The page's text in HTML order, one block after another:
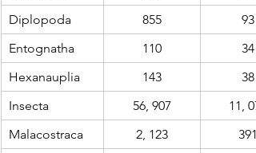
Diplopoda
855
93
Entognatha
110
34
Hexanauplia
143
38
Insecta
56, 907
11,
Malacostraca
2, 123
391